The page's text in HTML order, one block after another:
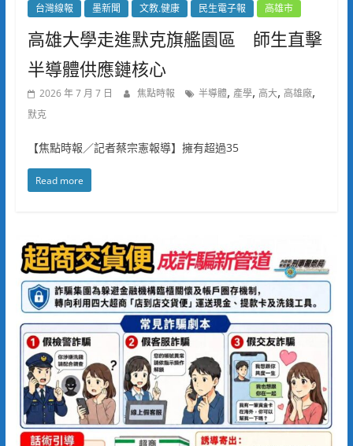
台灣線報 墨新聞 文教.健康 民生電子報 高雄市
高雄大學走進默克旗艦園區 師生直擊
半導體供應鏈核心
2026 年 7 月 7 日 焦點時報 半導體, 產學, 高大, 高雄廠,
默克
【焦點時報／記者蔡宗憲報導】擁有超過35
Read more